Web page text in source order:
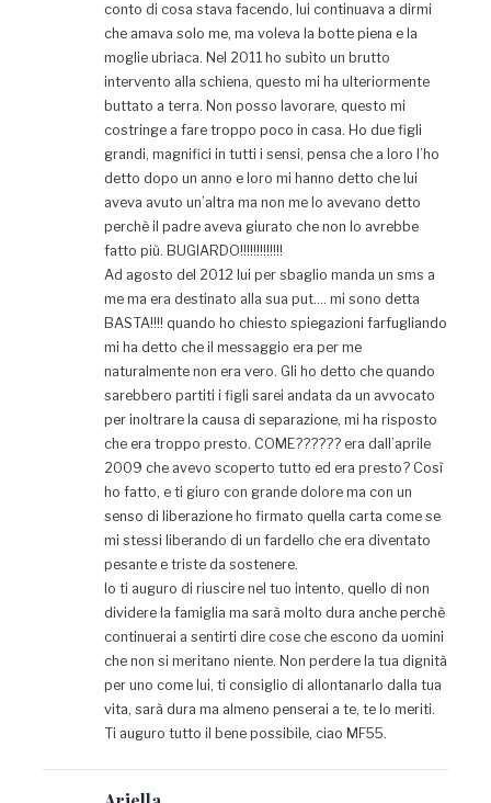
conto di cosa stava facendo, lui continuava a dirmi
che amava solo me, ma voleva la botte piena e la
moglie ubriaca. Nel 2011 ho subito un brutto
intervento alla schiena, questo mi ha ulteriormente
buttato a terra. Non posso lavorare, questo mi
costringe a fare troppo poco in casa. Ho due figli
grandi, magnifici in tutti i sensi, pensa che a loro l’ho
detto dopo un anno e loro mi hanno detto che lui
aveva avuto un’altra ma non me lo avevano detto
perchè il padre aveva giurato che non lo avrebbe
fatto più. BUGIARDO!!!!!!!!!!!!!
Ad agosto del 2012 lui per sbaglio manda un sms a
me ma era destinato alla sua put…. mi sono detta
BASTA!!!! quando ho chiesto spiegazioni farfugliando
mi ha detto che il messaggio era per me
naturalmente non era vero. Gli ho detto che quando
sarebbero partiti i figli sarei andata da un avvocato
per inoltrare la causa di separazione, mi ha risposto
che era troppo presto. COME?????? era dall’aprile
2009 che avevo scoperto tutto ed era presto? Così
ho fatto, e ti giuro con grande dolore ma con un
senso di liberazione ho firmato quella carta come se
mi stessi liberando di un fardello che era diventato
pesante e triste da sostenere.
Io ti auguro di riuscire nel tuo intento, quello di non
dividere la famiglia ma sarà molto dura anche perchè
continuerai a sentirti dire cose che escono da uomini
che non si meritano niente. Non perdere la tua dignità
per uno come lui, ti consiglio di allontanarlo dalla tua
vita, sarà dura ma almeno penserai a te, te lo meriti.
Ti auguro tutto il bene possibile, ciao MF55.